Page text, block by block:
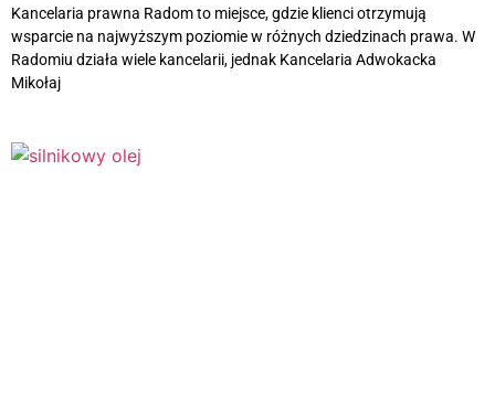
Kancelaria prawna Radom to miejsce, gdzie klienci otrzymują
wsparcie na najwyższym poziomie w różnych dziedzinach prawa. W
Radomiu działa wiele kancelarii, jednak Kancelaria Adwokacka
Mikołaj